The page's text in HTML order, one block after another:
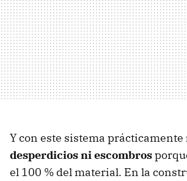
Y con este sistema prácticamente
desperdicios ni escombros
el 100 % del material. En la